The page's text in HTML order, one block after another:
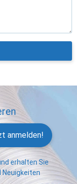
anmelden!
erhalten Sie
Neuigkeiten